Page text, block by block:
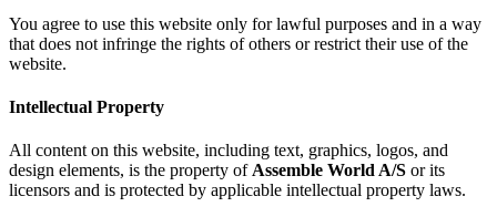
You agree to use this website only for lawful purposes and in a way
that does not infringe the rights of others or restrict their use of the
website.
Intellectual Property
All content on this website, including text, graphics, logos, and
design elements, is the property of Assemble World A/S or its
licensors and is protected by applicable intellectual property laws.